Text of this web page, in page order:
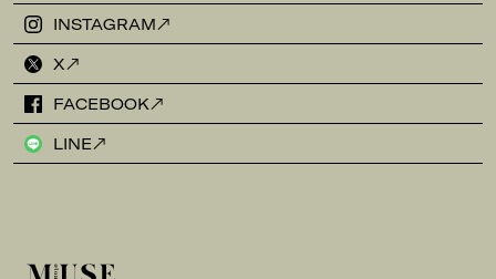
INSTAGRAM
X
FACEBOOK
LINE